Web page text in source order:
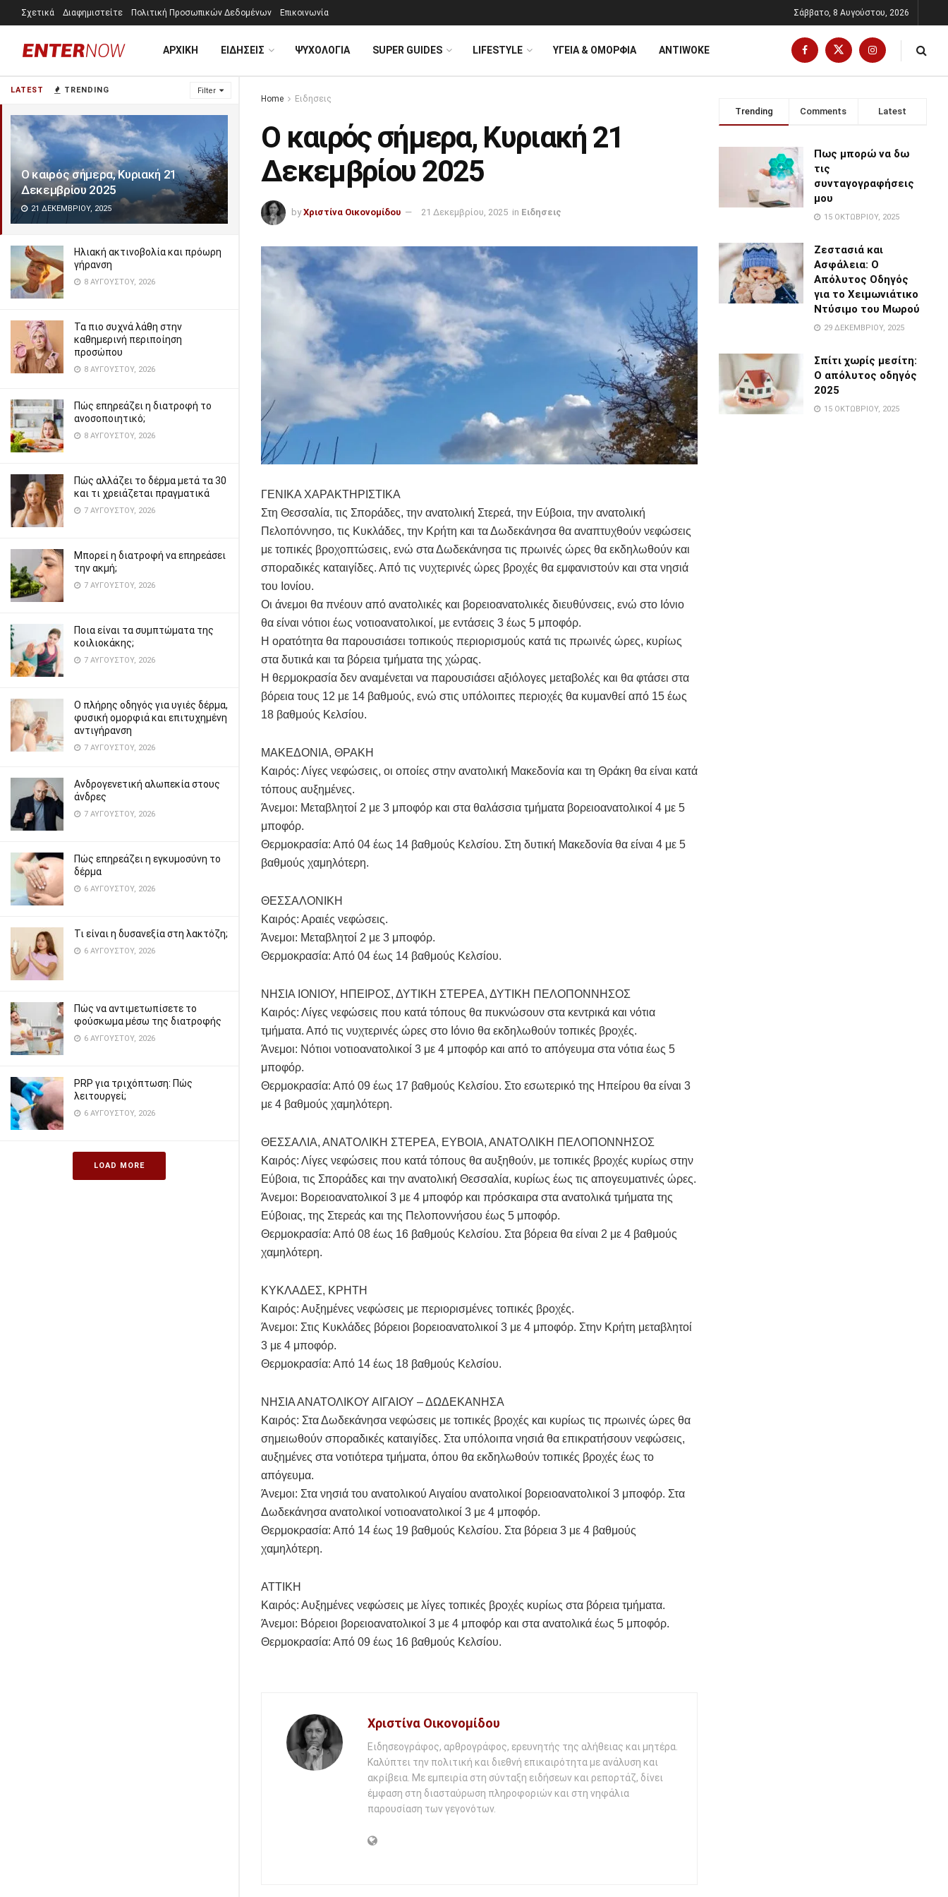
LATEST TRENDING Filter
Ο καιρός σήμερα, Κυριακή 21
Δεκεμβρίου 2025
21 ΔΕΚΕΜΒΡΊΟΥ, 2025
Ηλιακή ακτινοβολία και πρόωρη
γήρανση
8 ΑΥΓΟΎΣΤΟΥ, 2026
Τα πιο συχνά λάθη στην
καθημερινή περιποίηση
προσώπου
8 ΑΥΓΟΎΣΤΟΥ, 2026
Πώς επηρεάζει η διατροφή το
ανοσοποιητικό;
8 ΑΥΓΟΎΣΤΟΥ, 2026
Πώς αλλάζει το δέρμα μετά τα 30
και τι χρειάζεται πραγματικά
7 ΑΥΓΟΎΣΤΟΥ, 2026
Μπορεί η διατροφή να επηρεάσει
την ακμή;
7 ΑΥΓΟΎΣΤΟΥ, 2026
Ποια είναι τα συμπτώματα της
κοιλιοκάκης;
7 ΑΥΓΟΎΣΤΟΥ, 2026
Ο πλήρης οδηγός για υγιές δέρμα,
φυσική ομορφιά και επιτυχημένη
αντιγήρανση
7 ΑΥΓΟΎΣΤΟΥ, 2026
Ανδρογενετική αλωπεκία στους
άνδρες
7 ΑΥΓΟΎΣΤΟΥ, 2026
Πώς επηρεάζει η εγκυμοσύνη το
δέρμα
6 ΑΥΓΟΎΣΤΟΥ, 2026
Τι είναι η δυσανεξία στη λακτόζη;
6 ΑΥΓΟΎΣΤΟΥ, 2026
Πώς να αντιμετωπίσετε το
φούσκωμα μέσω της διατροφής
6 ΑΥΓΟΎΣΤΟΥ, 2026
PRP για τριχόπτωση: Πώς
λειτουργεί;
6 ΑΥΓΟΎΣΤΟΥ, 2026
LOAD MORE
Σχετικά Διαφημιστείτε Πολιτική Προσωπικών Δεδομένων Επικοινωνία Σάββατο, 8 Αυγούστου, 2026
ΑΡΧΙΚΗ ΕΙΔΗΣΕΙΣ ΨΥΧΟΛΟΓΊΑ SUPER GUIDES LIFESTYLE ΥΓΕΙΑ & ΟΜΟΡΦΙΑ ANTIWOKE
Home Ειδησεις
Ο καιρός σήμερα, Κυριακή 21
Δεκεμβρίου 2025
by Χριστίνα Οικονομίδου 21 Δεκεμβρίου, 2025 in Ειδησεις
ΓΕΝΙΚΑ ΧΑΡΑΚΤΗΡΙΣΤΙΚΑ
Στη Θεσσαλία, τις Σποράδες, την ανατολική Στερεά, την Εύβοια, την ανατολική
Πελοπόννησο, τις Κυκλάδες, την Κρήτη και τα Δωδεκάνησα θα αναπτυχθούν νεφώσεις
με τοπικές βροχοπτώσεις, ενώ στα Δωδεκάνησα τις πρωινές ώρες θα εκδηλωθούν και
σποραδικές καταιγίδες. Από τις νυχτερινές ώρες βροχές θα εμφανιστούν και στα νησιά
του Ιονίου.
Οι άνεμοι θα πνέουν από ανατολικές και βορειοανατολικές διευθύνσεις, ενώ στο Ιόνιο
θα είναι νότιοι έως νοτιοανατολικοί, με εντάσεις 3 έως 5 μποφόρ.
Η ορατότητα θα παρουσιάσει τοπικούς περιορισμούς κατά τις πρωινές ώρες, κυρίως
στα δυτικά και τα βόρεια τμήματα της χώρας.
Η θερμοκρασία δεν αναμένεται να παρουσιάσει αξιόλογες μεταβολές και θα φτάσει στα
βόρεια τους 12 με 14 βαθμούς, ενώ στις υπόλοιπες περιοχές θα κυμανθεί από 15 έως
18 βαθμούς Κελσίου.
ΜΑΚΕΔΟΝΙΑ, ΘΡΑΚΗ
Καιρός: Λίγες νεφώσεις, οι οποίες στην ανατολική Μακεδονία και τη Θράκη θα είναι κατά
τόπους αυξημένες.
Άνεμοι: Μεταβλητοί 2 με 3 μποφόρ και στα θαλάσσια τμήματα βορειοανατολικοί 4 με 5
μποφόρ.
Θερμοκρασία: Από 04 έως 14 βαθμούς Κελσίου. Στη δυτική Μακεδονία θα είναι 4 με 5
βαθμούς χαμηλότερη.
ΘΕΣΣΑΛΟΝΙΚΗ
Καιρός: Αραιές νεφώσεις.
Άνεμοι: Μεταβλητοί 2 με 3 μποφόρ.
Θερμοκρασία: Από 04 έως 14 βαθμούς Κελσίου.
ΝΗΣΙΑ ΙΟΝΙΟΥ, ΗΠΕΙΡΟΣ, ΔΥΤΙΚΗ ΣΤΕΡΕΑ, ΔΥΤΙΚΗ ΠΕΛΟΠΟΝΝΗΣΟΣ
Καιρός: Λίγες νεφώσεις που κατά τόπους θα πυκνώσουν στα κεντρικά και νότια
τμήματα. Από τις νυχτερινές ώρες στο Ιόνιο θα εκδηλωθούν τοπικές βροχές.
Άνεμοι: Νότιοι νοτιοανατολικοί 3 με 4 μποφόρ και από το απόγευμα στα νότια έως 5
μποφόρ.
Θερμοκρασία: Από 09 έως 17 βαθμούς Κελσίου. Στο εσωτερικό της Ηπείρου θα είναι 3
με 4 βαθμούς χαμηλότερη.
ΘΕΣΣΑΛΙΑ, ΑΝΑΤΟΛΙΚΗ ΣΤΕΡΕΑ, ΕΥΒΟΙΑ, ΑΝΑΤΟΛΙΚΗ ΠΕΛΟΠΟΝΝΗΣΟΣ
Καιρός: Λίγες νεφώσεις που κατά τόπους θα αυξηθούν, με τοπικές βροχές κυρίως στην
Εύβοια, τις Σποράδες και την ανατολική Θεσσαλία, κυρίως έως τις απογευματινές ώρες.
Άνεμοι: Βορειοανατολικοί 3 με 4 μποφόρ και πρόσκαιρα στα ανατολικά τμήματα της
Εύβοιας, της Στερεάς και της Πελοποννήσου έως 5 μποφόρ.
Θερμοκρασία: Από 08 έως 16 βαθμούς Κελσίου. Στα βόρεια θα είναι 2 με 4 βαθμούς
χαμηλότερη.
ΚΥΚΛΑΔΕΣ, ΚΡΗΤΗ
Καιρός: Αυξημένες νεφώσεις με περιορισμένες τοπικές βροχές.
Άνεμοι: Στις Κυκλάδες βόρειοι βορειοανατολικοί 3 με 4 μποφόρ. Στην Κρήτη μεταβλητοί
3 με 4 μποφόρ.
Θερμοκρασία: Από 14 έως 18 βαθμούς Κελσίου.
ΝΗΣΙΑ ΑΝΑΤΟΛΙΚΟΥ ΑΙΓΑΙΟΥ – ΔΩΔΕΚΑΝΗΣΑ
Καιρός: Στα Δωδεκάνησα νεφώσεις με τοπικές βροχές και κυρίως τις πρωινές ώρες θα
σημειωθούν σποραδικές καταιγίδες. Στα υπόλοιπα νησιά θα επικρατήσουν νεφώσεις,
αυξημένες στα νοτιότερα τμήματα, όπου θα εκδηλωθούν τοπικές βροχές έως το
απόγευμα.
Άνεμοι: Στα νησιά του ανατολικού Αιγαίου ανατολικοί βορειοανατολικοί 3 μποφόρ. Στα
Δωδεκάνησα ανατολικοί νοτιοανατολικοί 3 με 4 μποφόρ.
Θερμοκρασία: Από 14 έως 19 βαθμούς Κελσίου. Στα βόρεια 3 με 4 βαθμούς
χαμηλότερη.
ΑΤΤΙΚΗ
Καιρός: Αυξημένες νεφώσεις με λίγες τοπικές βροχές κυρίως στα βόρεια τμήματα.
Άνεμοι: Βόρειοι βορειοανατολικοί 3 με 4 μποφόρ και στα ανατολικά έως 5 μποφόρ.
Θερμοκρασία: Από 09 έως 16 βαθμούς Κελσίου.
Χριστίνα Οικονομίδου
Ειδησεογράφος, αρθρογράφος, ερευνητής της αλήθειας και μητέρα.
Καλύπτει την πολιτική και διεθνή επικαιρότητα με ανάλυση και
ακρίβεια. Με εμπειρία στη σύνταξη ειδήσεων και ρεπορτάζ, δίνει
έμφαση στη διασταύρωση πληροφοριών και στη νηφάλια
παρουσίαση των γεγονότων.
Trending Comments Latest
Πως μπορώ να δω
τις
συνταγογραφήσεις
μου
15 ΟΚΤΩΒΡΊΟΥ, 2025
Ζεστασιά και
Ασφάλεια: Ο
Απόλυτος Οδηγός
για το Χειμωνιάτικο
Ντύσιμο του Μωρού
29 ΔΕΚΕΜΒΡΊΟΥ, 2025
Σπίτι χωρίς μεσίτη:
Ο απόλυτος οδηγός
2025
15 ΟΚΤΩΒΡΊΟΥ, 2025